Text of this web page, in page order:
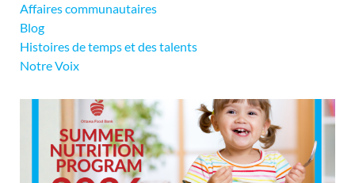
Affaires communautaires
Blog
Histoires de temps et des talents
Notre Voix